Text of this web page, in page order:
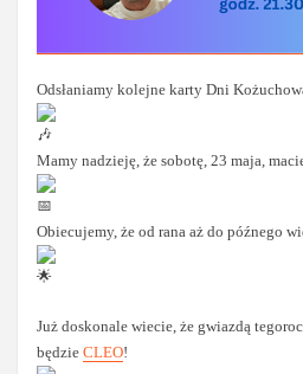
Odsłaniamy kolejne karty Dni
Mamy nadzieję, że sobotę, 23 maja,
Obiecujemy, że od rana aż do późnego
Już doskonale wiecie, że gwiazdą
będzieCLEO!